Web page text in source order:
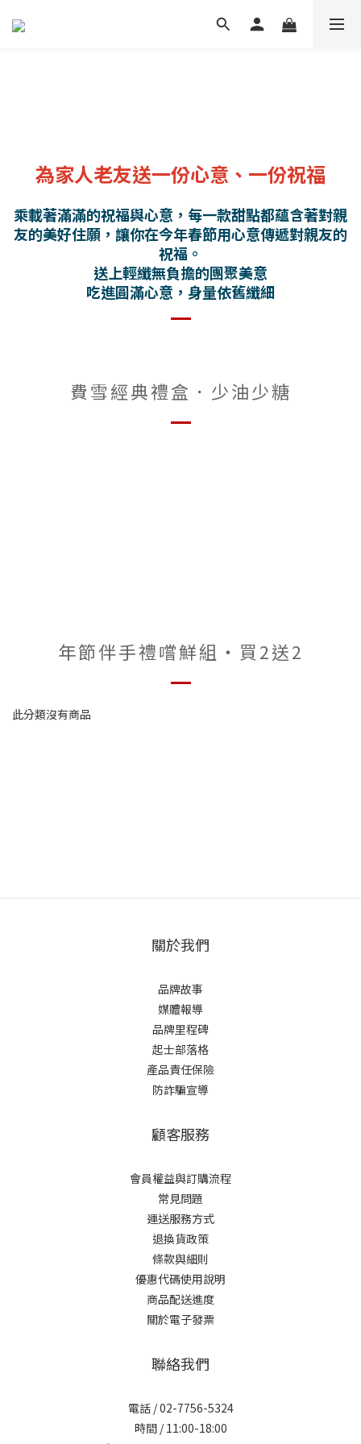
為家人老友送一份心意、一份祝福
乘載著滿滿的祝福與心意，每一款甜點都蘊含著對親
友的美好住願，讓你在今年春節用心意傳遞對親友的
祝福。
送上輕纖無負擔的團聚美意
吃進圓滿心意，身量依舊纖細
費雪經典禮盒．少油少糖
年節伴手禮嚐鮮組‧買2送2
此分類沒有商品
關於我們
品牌故事
媒體報導
品牌里程碑
起士部落格
產品責任保險
防詐騙宣導
顧客服務
會員權益與訂購流程
常見問題
運送服務方式
退換貨政策
條款與細則
優惠代碼使用說明
商品配送進度
關於電子發票
聯絡我們
電話 / 02-7756-5324
時間 / 11:00-18:00